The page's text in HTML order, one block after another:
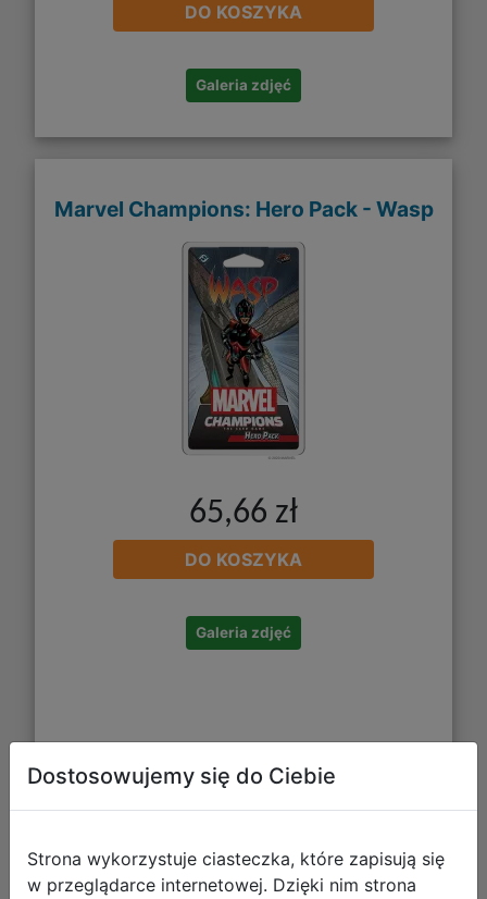
DO KOSZYKA
Galeria zdjęć
Marvel Champions: Hero Pack - Wasp
65,66 zł
DO KOSZYKA
Galeria zdjęć
Marvel Champions: Hero Pack -
Dostosowujemy się do Ciebie
Strona wykorzystuje ciasteczka, które zapisują się
w przeglądarce internetowej. Dzięki nim strona